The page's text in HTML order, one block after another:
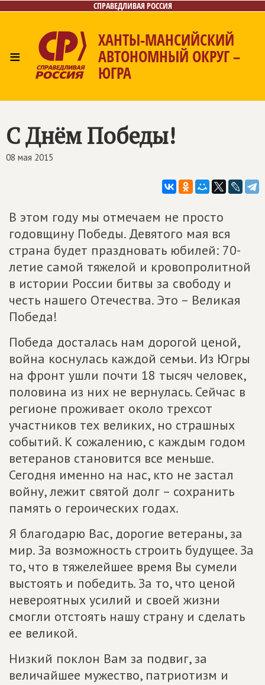
СПРАВЕДЛИВАЯ РОССИЯ
≡
ХАНТЫ-МАНСИЙСКИЙ
АВТОНОМНЫЙ ОКРУГ –
ЮГРА
Контакты
C Днём Победы!
08 мая 2015
В этом году мы отмечаем не просто
годовщину Победы. Девятого мая вся
страна будет праздновать юбилей: 70-
летие самой тяжелой и кровопролитной
в истории России битвы за свободу и
честь нашего Отечества. Это – Великая
Победа!
Победа досталась нам дорогой ценой,
война коснулась каждой семьи. Из Югры
на фронт ушли почти 18 тысяч человек,
половина из них не вернулась. Сейчас в
регионе проживает около трехсот
участников тех великих, но страшных
событий. К сожалению, с каждым годом
ветеранов становится все меньше.
Сегодня именно на нас, кто не застал
войну, лежит святой долг – сохранить
память о героических годах.
Я благодарю Вас, дорогие ветераны, за
мир. За возможность строить будущее. За
то, что в тяжелейшее время Вы сумели
выстоять и победить. За то, что ценой
невероятных усилий и своей жизни
смогли отстоять нашу страну и сделать
ее великой.
Низкий поклон Вам за подвиг, за
величайшее мужество, патриотизм и